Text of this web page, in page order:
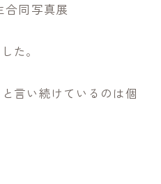
合同写真展
た。
言い続けているのは個